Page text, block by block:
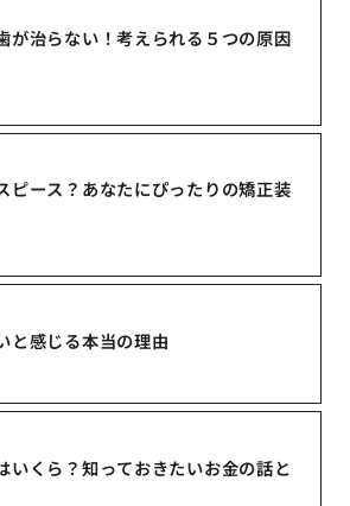
が治らない！考えられる５つの原因
ピース？あなたにぴったりの矯正装
と感じる本当の理由
いくら？知っておきたいお金の話と